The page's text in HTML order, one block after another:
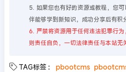
5. 如果您也有好的资源或教程，您
伴能够学到新知识，成功分享后有积
6. 严禁将资源用于任何违法犯罪行
则责任自负，一切法律责任与本站无
TAG标签： pbootcms